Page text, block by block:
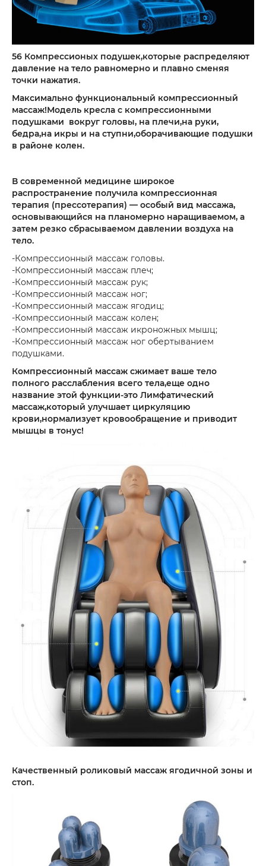
56 Компрессионых подушек,которые распределяют
давление на тело равномерно и плавно сменяя
точки нажатия.
Максимально функциональный компрессионный
массаж!Модель кресла с компрессионными
подушками вокруг головы, на плечи,на руки,
бедра,на икры и на ступни,оборачивающие подушки
в районе колен.
В современной медицине широкое
распространение получила компрессионная
терапия (прессотерапия) — особый вид массажа,
основывающийся на планомерно наращиваемом, а
затем резко сбрасываемом давлении воздуха на
тело.
-Компрессионный массаж головы.
-Компрессионный массаж плеч;
-Компрессионный массаж рук;
-Компрессионный массаж ног;
-Компрессионный массаж ягодиц;
-Компрессионный массаж колен;
-Компрессионный массаж икроножных мышц;
-Компрессионный массаж ног обертыванием
подушками.
Компрессионный массаж сжимает ваше тело
полного расслабления всего тела,еще одно
название этой функции-это Лимфатический
массаж,который улучшает циркуляцию
крови,нормализует кровообращение и приводит
мышцы в тонус!
Качественный роликовый массаж ягодичной зоны и
стоп.